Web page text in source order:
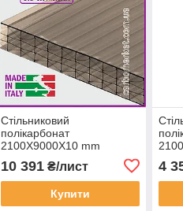
Стільниковий
полікарбонат
2100Х9000Х10 mm
посилений бронза
10 391₴/лист
Купити
4